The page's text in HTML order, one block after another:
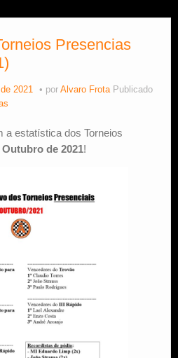
Presencias
2021 por Alvaro Frota Publicado
a estatística dos Torneios
Outubro de 2021!